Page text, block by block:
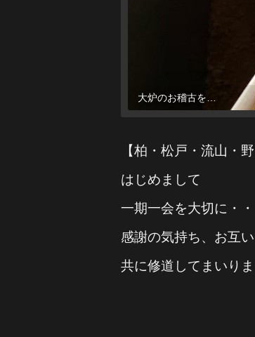
大炉のお稽古を…
【柏・松戸・流山・
はじめまして
一期一会を大切に・・
感謝の気持ち、お互
共に修道してまいりま